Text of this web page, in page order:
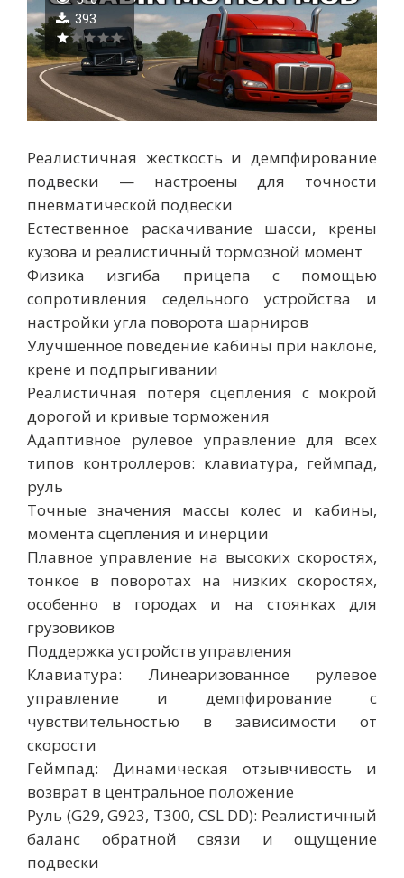
393
Реалистичная жесткость и демпфирование
подвески — настроены для точности
пневматической подвески
Естественное раскачивание шасси, крены
кузова и реалистичный тормозной момент
Физика изгиба прицепа с помощью
сопротивления седельного устройства и
настройки угла поворота шарниров
Улучшенное поведение кабины при наклоне,
крене и подпрыгивании
Реалистичная потеря сцепления с мокрой
дорогой и кривые торможения
Адаптивное рулевое управление для всех
типов контроллеров: клавиатура, геймпад,
руль
Точные значения массы колес и кабины,
момента сцепления и инерции
Плавное управление на высоких скоростях,
тонкое в поворотах на низких скоростях,
особенно в городах и на стоянках для
грузовиков
Поддержка устройств управления
Клавиатура: Линеаризованное рулевое
управление и демпфирование с
чувствительностью в зависимости от
скорости
Геймпад: Динамическая отзывчивость и
возврат в центральное положение
Руль (G29, G923, T300, CSL DD): Реалистичный
баланс обратной связи и ощущение
подвески